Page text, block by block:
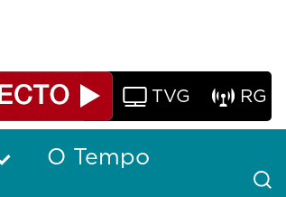
TVG RG
O Tempo